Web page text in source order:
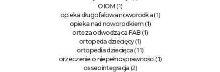
OIOM (1)
opieka długofalowa noworodka (1)
opieka nad noworodkiem (1)
orteza odwodząca FAB (1)
ortopeda dziecięcy(1)
ortopedia dziecięca (11)
orzeczenie o niepełnosprawności (1)
osseointegracja (2)